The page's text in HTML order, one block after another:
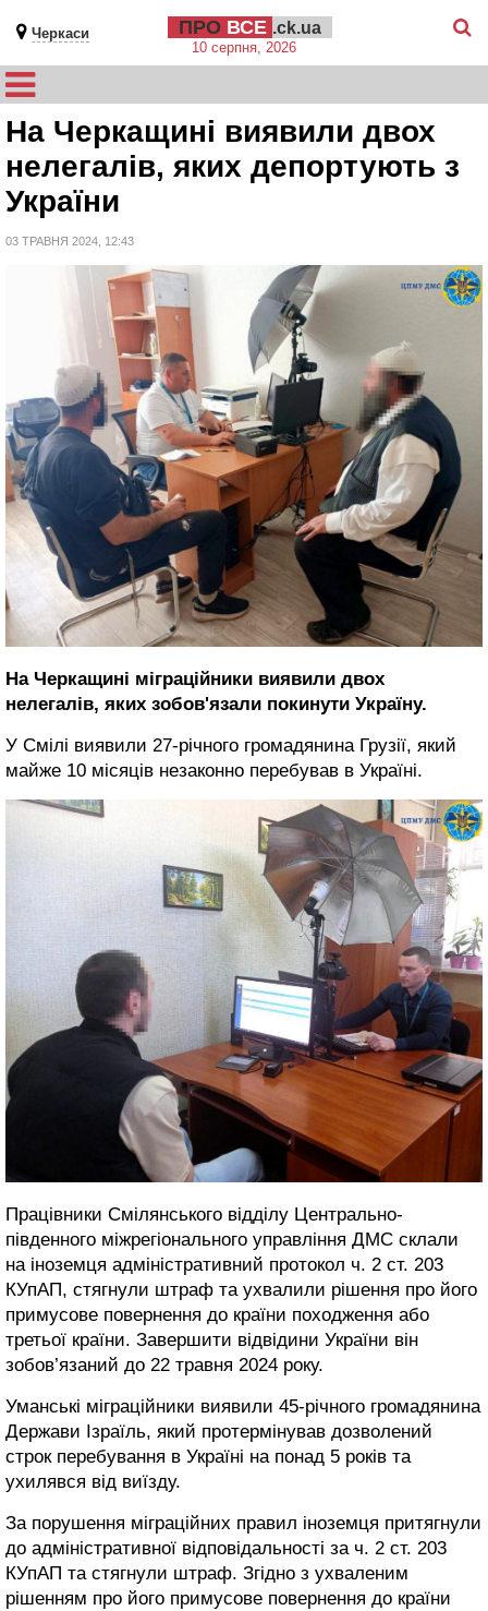
Черкаси ПРО ВСЕ .ck.ua
10 серпня, 2026
На Черкащині виявили двох
нелегалів, яких депортують з
України
03 ТРАВНЯ 2024, 12:43
На Черкащині міграційники виявили двох
нелегалів, яких зобов'язали покинути Україну.
У Смілі виявили 27-річного громадянина Грузії, який
майже 10 місяців незаконно перебував в Україні.
Працівники Смілянського відділу Центрально-
південного міжрегіонального управління ДМС склали
на іноземця адміністративний протокол ч. 2 ст. 203
КУпАП, стягнули штраф та ухвалили рішення про його
примусове повернення до країни походження або
третьої країни. Завершити відвідини України він
зобов’язаний до 22 травня 2024 року.
Уманські міграційники виявили 45-річного громадянина
Держави Ізраїль, який протермінував дозволений
строк перебування в Україні на понад 5 років та
ухилявся від виїзду.
За порушення міграційних правил іноземця притягнули
до адміністративної відповідальності за ч. 2 ст. 203
КУпАП та стягнули штраф. Згідно з ухваленим
рішенням про його примусове повернення до країни